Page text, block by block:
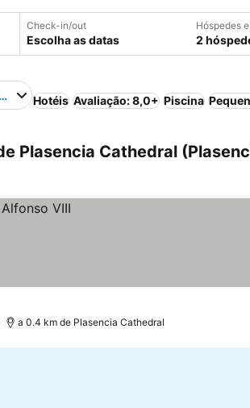
Check-in/out
Escolha as datas
Hóspedes
2
Hotéis Avaliação: 8,0+ Piscina
Plasencia Cathedral
a 0.4 km de Plasencia Cathedral